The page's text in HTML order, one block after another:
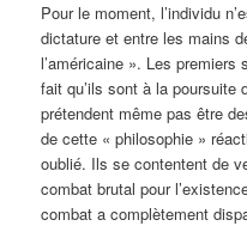
Pour le moment, l’individu
dictature et entre les mains
l’américaine ». Les
fait qu’ils sont à la poursuite
prétendent même pas être
de cette « philosophie »
oublié. Ils se contentent de
combat brutal pour
combat a complètement